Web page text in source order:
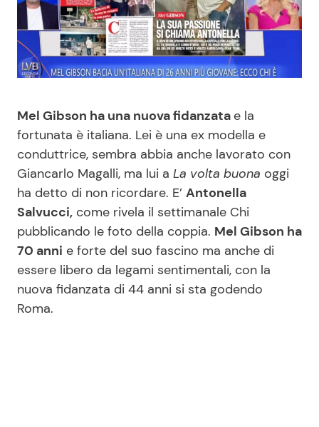
News Spettacolo
Benessere
Moda e Style
Mondo Mamma
News benessere
Salute
Viaggi e Turismo
Cucina e Ricette
Dolci
Le Ricette in TV
Primi Piatti
Ricette Facili e Veloci
Ricette Feste
Mel Gibson ha una nuova fidanzata e la
fortunata è italiana. Lei è una ex modella e
conduttrice, sembra abbia anche lavorato con
Giancarlo Magalli, ma lui a La volta buona oggi
ha detto di non ricordare. E’ Antonella
Salvucci, come rivela il settimanale Chi
pubblicando le foto della coppia. Mel Gibson ha
70 anni e forte del suo fascino ma anche di
essere libero da legami sentimentali, con la
nuova fidanzata di 44 anni si sta godendo
Roma.